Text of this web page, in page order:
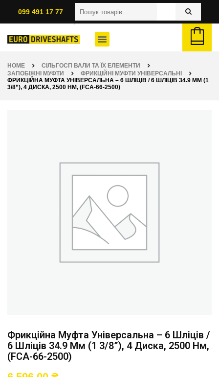
099 491 17 77
HOME
СІЛЬГОСП ВАЛИ ТА ЇХ ЕЛЕМЕНТИ
ЗАПОБІЖНІ МУФТИ
ФРИКЦІЙНІ МУФТИ УНІВЕРСАЛЬНІ
ФРИКЦІЙНА МУФТА УНІВЕРСАЛЬНА – 6 ШЛІЦІВ / 6 ШЛІЦІВ 34.9 ММ (1
3/8”), 4 ДИСКА, 2500 НМ, (FCA-66-2500)
Фрикційна Муфта Універсальна – 6 Шліців /
6 Шліців 34.9 Мм (1 3/8”), 4 Диска, 2500 Нм,
(FCA-66-2500)